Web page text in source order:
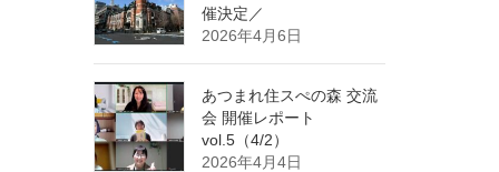
催決定／
2026年4月6日
あつまれ住スぺの森 交流
会 開催レポート
vol.5（4/2）
2026年4月4日